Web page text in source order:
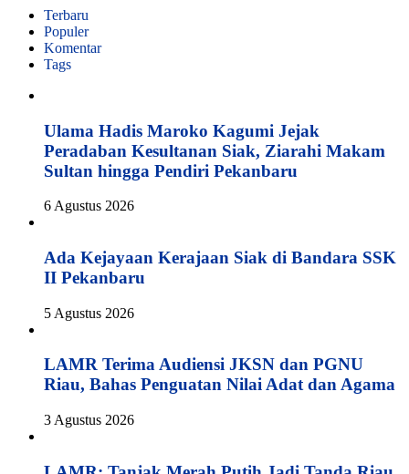
Terbaru
Populer
Komentar
Tags
Ulama Hadis Maroko Kagumi Jejak
Peradaban Kesultanan Siak, Ziarahi Makam
Sultan hingga Pendiri Pekanbaru
6 Agustus 2026
Ada Kejayaan Kerajaan Siak di Bandara SSK
II Pekanbaru
5 Agustus 2026
LAMR Terima Audiensi JKSN dan PGNU
Riau, Bahas Penguatan Nilai Adat dan Agama
3 Agustus 2026